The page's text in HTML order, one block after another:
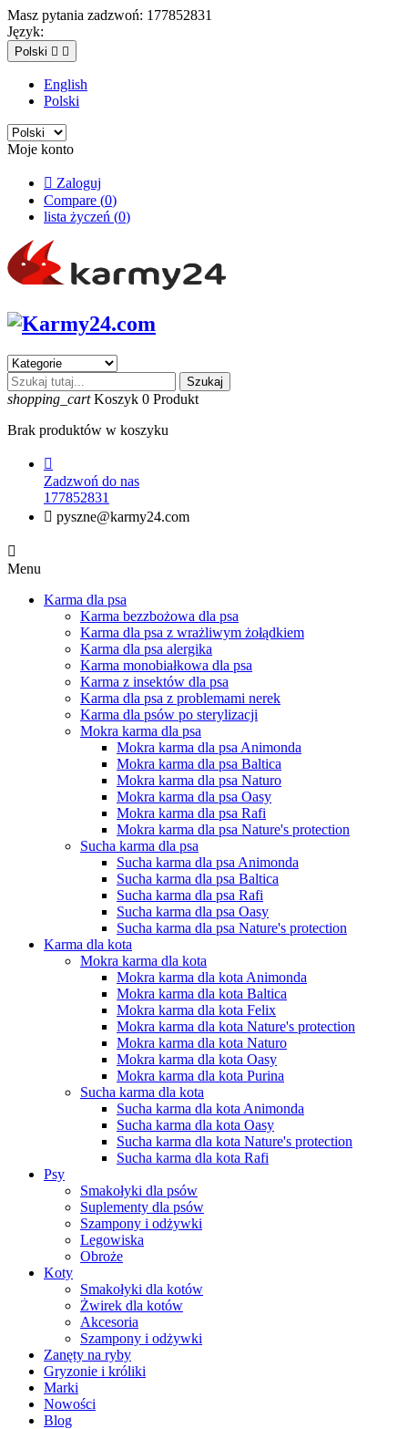
Masz pytania zadzwoń: 177852831
Język:
Polski  
English
Polski
Moje konto
 Zaloguj
Compare (0)
lista życzeń (0)
Szukaj
shopping_cart Koszyk 0 Produkt
Brak produktów w koszyku

Zadzwoń do nas
177852831
 pyszne@karmy24.com

Menu
Karma dla psa
Karma bezzbożowa dla psa
Karma dla psa z wrażliwym żołądkiem
Karma dla psa alergika
Karma monobiałkowa dla psa
Karma z insektów dla psa
Karma dla psa z problemami nerek
Karma dla psów po sterylizacji
Mokra karma dla psa
Mokra karma dla psa Animonda
Mokra karma dla psa Baltica
Mokra karma dla psa Naturo
Mokra karma dla psa Oasy
Mokra karma dla psa Rafi
Mokra karma dla psa Nature's protection
Sucha karma dla psa
Sucha karma dla psa Animonda
Sucha karma dla psa Baltica
Sucha karma dla psa Rafi
Sucha karma dla psa Oasy
Sucha karma dla psa Nature's protection
Karma dla kota
Mokra karma dla kota
Mokra karma dla kota Animonda
Mokra karma dla kota Baltica
Mokra karma dla kota Felix
Mokra karma dla kota Nature's protection
Mokra karma dla kota Naturo
Mokra karma dla kota Oasy
Mokra karma dla kota Purina
Sucha karma dla kota
Sucha karma dla kota Animonda
Sucha karma dla kota Oasy
Sucha karma dla kota Nature's protection
Sucha karma dla kota Rafi
Psy
Smakołyki dla psów
Suplementy dla psów
Szampony i odżywki
Legowiska
Obroże
Koty
Smakołyki dla kotów
Żwirek dla kotów
Akcesoria
Szampony i odżywki
Zanęty na ryby
Gryzonie i króliki
Marki
Nowości
Blog